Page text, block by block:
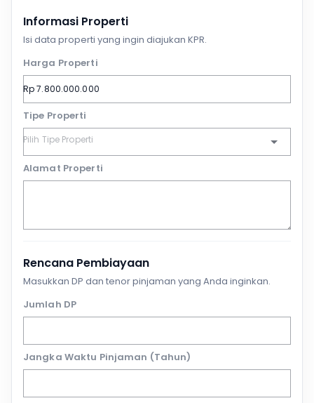
Informasi Properti
Isi data properti yang ingin diajukan KPR.
Harga Properti
Tipe Properti
Alamat Properti
Rencana Pembiayaan
Masukkan DP dan tenor pinjaman yang Anda inginkan.
Jumlah DP
Jangka Waktu Pinjaman (Tahun)